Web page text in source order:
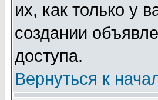
их, как только у
создании
доступа.
Вернуться к